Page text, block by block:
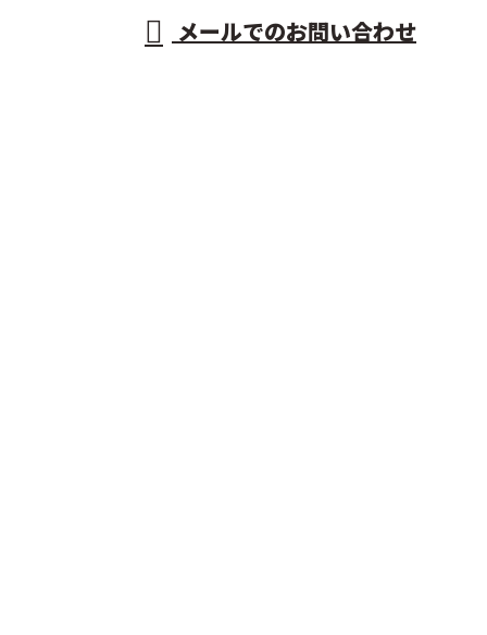
メールでのお問い合わせ